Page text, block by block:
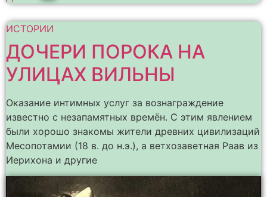
ИСТОРИИ
ДОЧЕРИ ПОРОКА НА
УЛИЦАХ ВИЛЬНЫ
Оказание интимных услуг за вознаграждение
известно с незапамятных времён. С этим явлением
были хорошо знакомы жители древних цивилизаций
Месопотамии (18 в. до н.э.), а ветхозаветная Раав из
Иерихона и другие